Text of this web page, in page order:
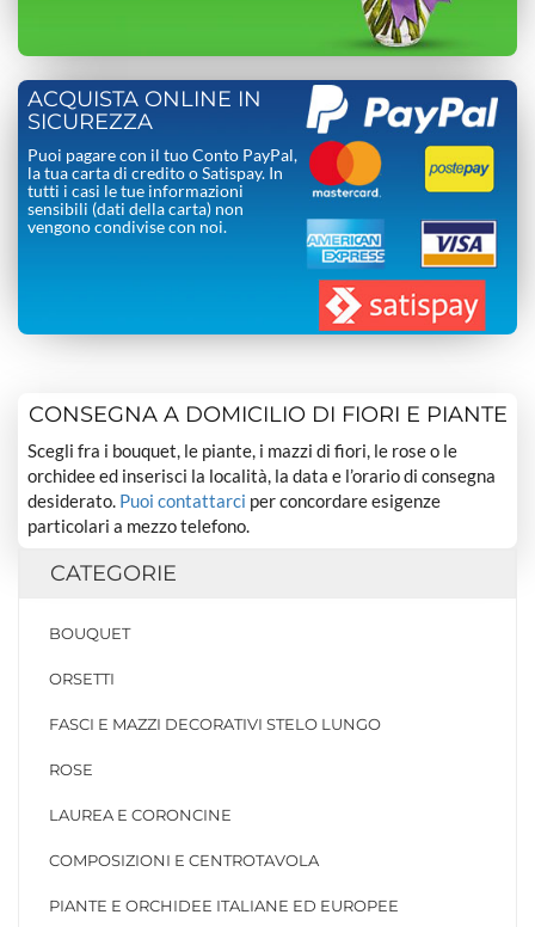
ACQUISTA ONLINE IN
SICUREZZA
Puoi pagare con il tuo Conto PayPal,
la tua carta di credito o Satispay. In
tutti i casi le tue informazioni
sensibili (dati della carta) non
vengono condivise con noi.
CONSEGNA A DOMICILIO DI FIORI E PIANTE
Scegli fra i bouquet, le piante, i mazzi di fiori, le rose o le
orchidee ed inserisci la località, la data e l’orario di consegna
desiderato. Puoi contattarci per concordare esigenze
particolari a mezzo telefono.
CATEGORIE
BOUQUET
ORSETTI
FASCI E MAZZI DECORATIVI STELO LUNGO
ROSE
LAUREA E CORONCINE
COMPOSIZIONI E CENTROTAVOLA
PIANTE E ORCHIDEE ITALIANE ED EUROPEE